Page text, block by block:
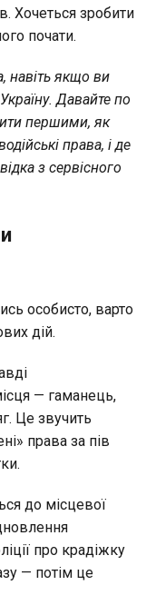
Хочеться зробити
почати.
навіть якщо ви
Давайте по
першими, як
права, і де
з сервісного
особисто, варто
дій.
— гаманець,
Це звучить
права за пів
до місцевої
про крадіжку
— потім це